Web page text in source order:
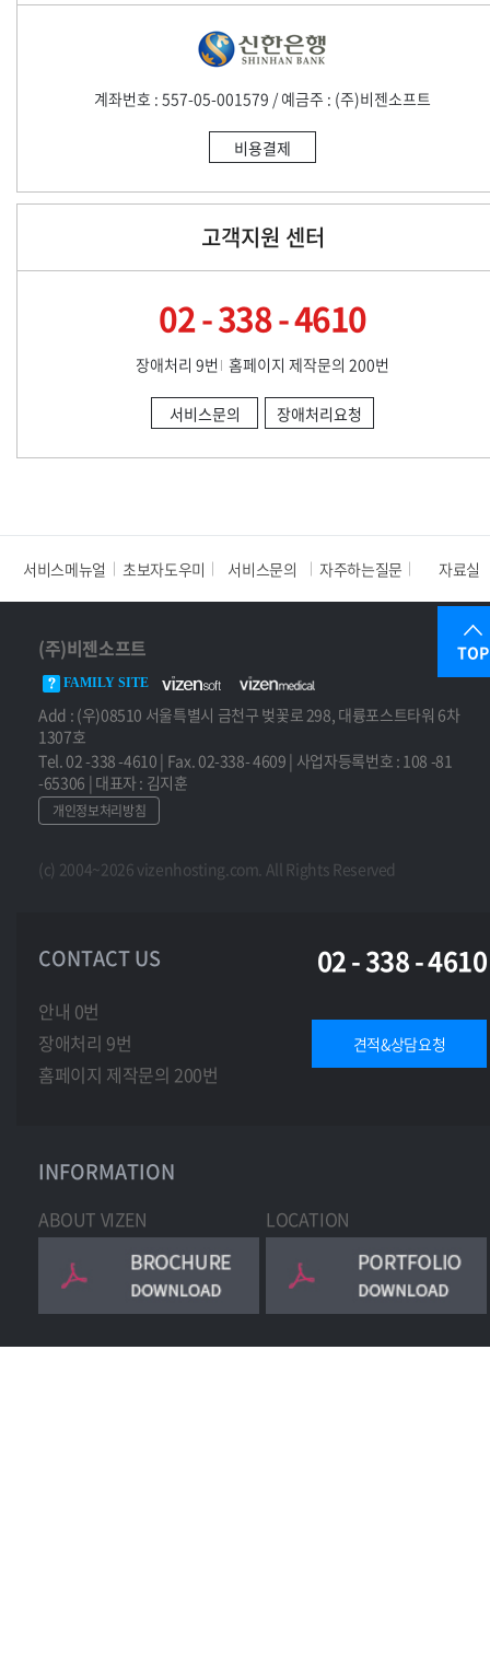
계좌번호 : 557-05-001579 / 예금주 : (주)비젠소프트
비용결제
고객지원 센터
02 - 338 - 4610
장애처리 9번 홈페이지 제작문의 200번
서비스문의 장애처리요청
서비스메뉴얼 초보자도우미 서비스문의 자주하는질문 자료실
TOP
(주)비젠소프트
FAMILY SITE
Add : (우)08510 서울특별시 금천구 벚꽃로 298, 대륭포스트타워 6차
1307호
Tel. 02 -338 -4610 | Fax. 02-338- 4609 | 사업자등록번호 : 108 -81
-65306 | 대표자 : 김지훈
개인정보처리방침
(c) 2004~2026 vizenhosting.com. All Rights Reserved
CONTACT US 02 - 338 - 4610
안내 0번
장애처리 9번
홈페이지 제작문의 200번
견적&상담요청
INFORMATION
ABOUT VIZEN LOCATION